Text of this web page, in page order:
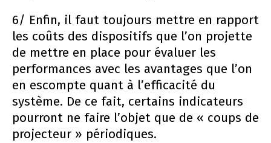
6/ Enfin, il faut toujours mettre en rapport
les coûts des dispositifs que l’on projette
de mettre en place pour évaluer les
performances avec les avantages que l’on
en escompte quant à l’efficacité du
système. De ce fait, certains indicateurs
pourront ne faire l’objet que de « coups de
projecteur » périodiques.